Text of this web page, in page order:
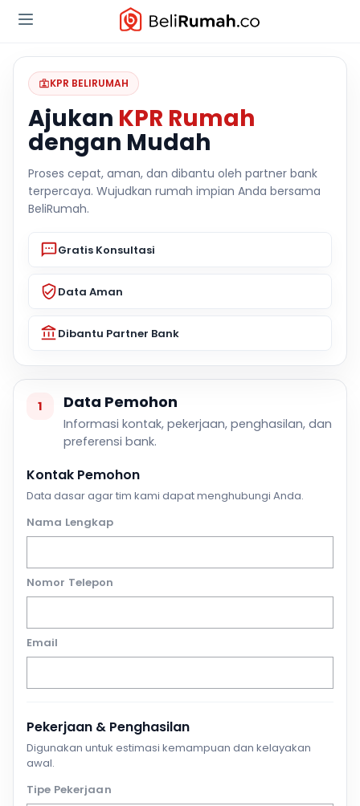
KPR BELIRUMAH
Ajukan KPR Rumah
dengan Mudah
Proses cepat, aman, dan dibantu oleh partner bank
terpercaya. Wujudkan rumah impian Anda bersama
BeliRumah.
Gratis Konsultasi
Data Aman
Dibantu Partner Bank
1 Data Pemohon
Informasi kontak, pekerjaan, penghasilan, dan
preferensi bank.
Kontak Pemohon
Data dasar agar tim kami dapat menghubungi Anda.
Nama Lengkap
Nomor Telepon
Email
Pekerjaan & Penghasilan
Digunakan untuk estimasi kemampuan dan kelayakan
awal.
Tipe Pekerjaan